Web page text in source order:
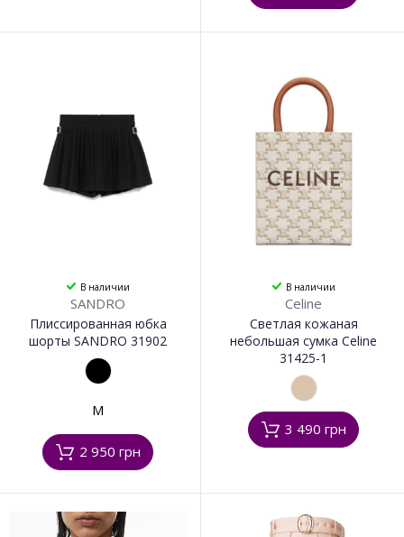
В наличии
SANDRO
Плиссированная юбка
шорты SANDRO 31902
M
2 950 грн
В наличии
Celine
Светлая кожаная
небольшая сумка Celine
31425-1
3 490 грн